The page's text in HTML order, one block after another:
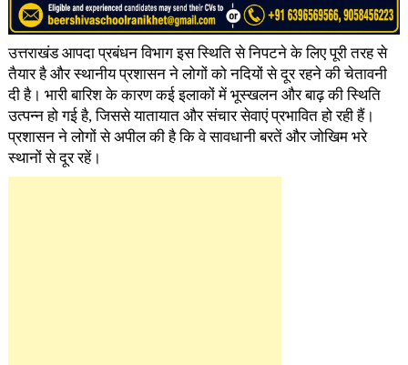
उत्तराखंड आपदा प्रबंधन विभाग इस स्थिति से निपटने के लिए पूरी तरह से
तैयार है और स्थानीय प्रशासन ने लोगों को नदियों से दूर रहने की चेतावनी
दी है। भारी बारिश के कारण कई इलाकों में भूस्खलन और बाढ़ की स्थिति
उत्पन्न हो गई है, जिससे यातायात और संचार सेवाएं प्रभावित हो रही हैं।
प्रशासन ने लोगों से अपील की है कि वे सावधानी बरतें और जोखिम भरे
स्थानों से दूर रहें।